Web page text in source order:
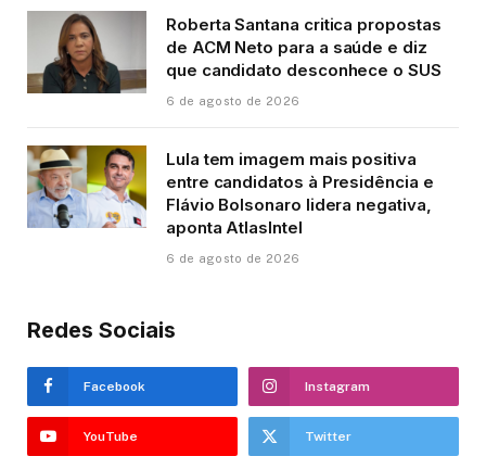
Roberta Santana critica propostas
de ACM Neto para a saúde e diz
que candidato desconhece o SUS
6 de agosto de 2026
Lula tem imagem mais positiva
entre candidatos à Presidência e
Flávio Bolsonaro lidera negativa,
aponta AtlasIntel
6 de agosto de 2026
Redes Sociais
Facebook Instagram
YouTube Twitter